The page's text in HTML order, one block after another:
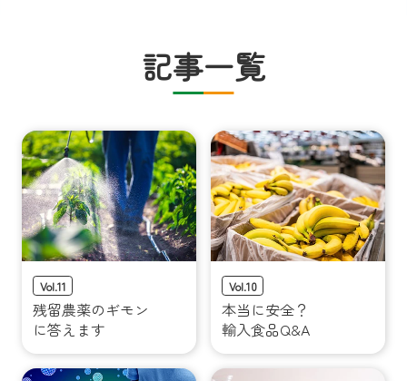
プリペイドカード・金券
ファクス
チケット
プリペイドサービス
スポーツ振興くじ
行政サービス
ご利用可能なお支払い方法
各種料金のお支払い
スマホプリペイド
レジでApple Accountにチャージ
オンラインフォトサービス
イープラス
CNプレイガイド
JTB
セブンネットショッピング
停電時のサービス停止のお知らせ
沿革
国内店舗数
売上高、店舗数推移
セブン‐イレブンの海外事業
サステナビリティ活動基本方針
GREEN CHALLENGE 2050
4VISIONS
サステナビリティニュース
サステナビリティレポート
アルバイト情報
お問い合わせ
Language
English (Corporate)
English (Services)
中文[繁體字](服務)
简体中文(服务)
한국어(서비스)
ภาษาไทย(บริการ)
記事一覧
Vol.11
残留農薬のギモン
に答えます
Vol.10
本当に安全？
輸入食品Q&A